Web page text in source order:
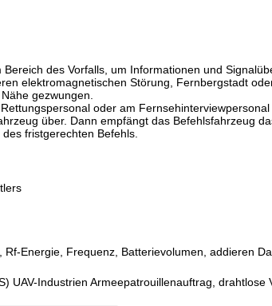
des Vorfalls, um Informationen und
elektromagnetischen Störung, Fernbergstadt
gezwungen.
oder am
über. Dann empfängt das Befehlsfahrzeug
fristgerechten Befehls.
Energie, Frequenz, Batterievolumen, addieren
UAV-Industrien Armeepatrouillenauftrag, drahtlose